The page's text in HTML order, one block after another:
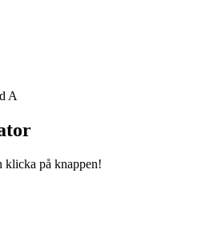
A
klicka på knappen!